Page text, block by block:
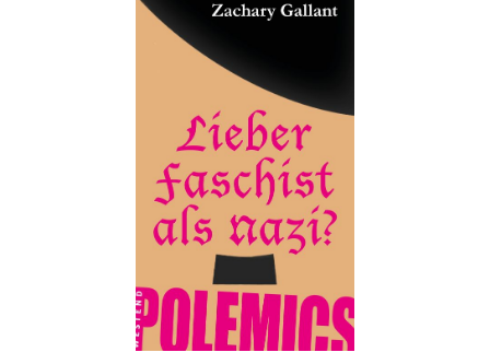
Details
Buch: 18,00 €